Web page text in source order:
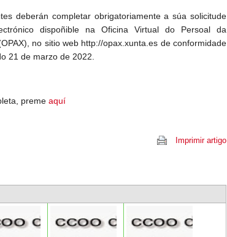
deberán completar obrigatoriamente a súa solicitude
dispoñible na Oficina Virtual do Persoal da
no sitio web http://opax.xunta.es de conformidade
21 de marzo de 2022.
preme aquí
Imprimir artigo